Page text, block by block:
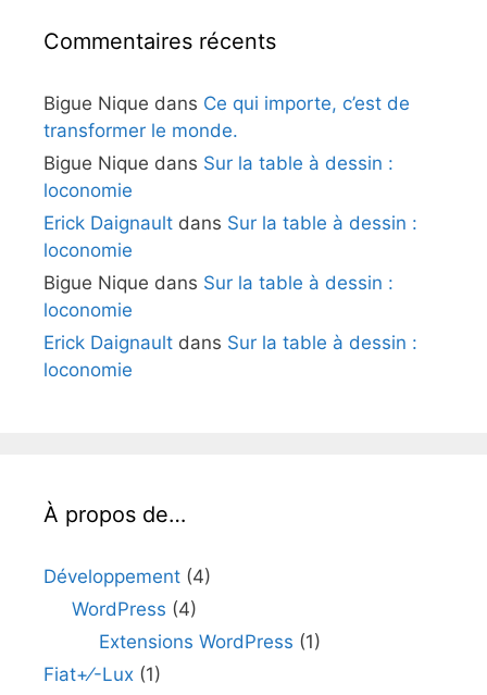
Commentaires récents
Bigue Nique dans Ce qui importe, c’est de
transformer le monde.
Bigue Nique dans Sur la table à dessin :
loconomie
Erick Daignault dans Sur la table à dessin :
loconomie
Bigue Nique dans Sur la table à dessin :
loconomie
Erick Daignault dans Sur la table à dessin :
loconomie
À propos de…
Développement (4)
WordPress (4)
Extensions WordPress (1)
Fiat+⁄-Lux (1)